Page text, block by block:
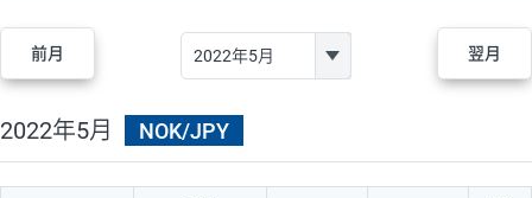
前月 翌月
2022年5月 NOK/JPY